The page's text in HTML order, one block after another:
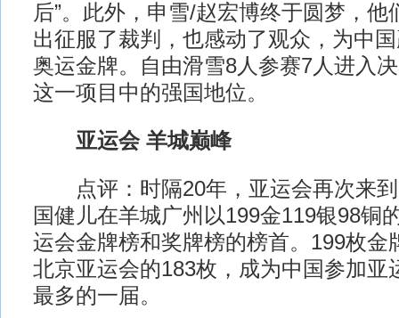
后”。此外，申雪/赵宏博终于圆梦，他
出征服了裁判，也感动了观众，为中
奥运金牌。自由滑雪8人参赛7人进入
这一项目中的强国地位。
亚运会 羊城巅峰
点评：时隔20年，亚运会再次来到
国健儿在羊城广州以199金119银98铜
运会金牌榜和奖牌榜的榜首。199枚金
北京亚运会的183枚，成为中国参加亚
最多的一届。